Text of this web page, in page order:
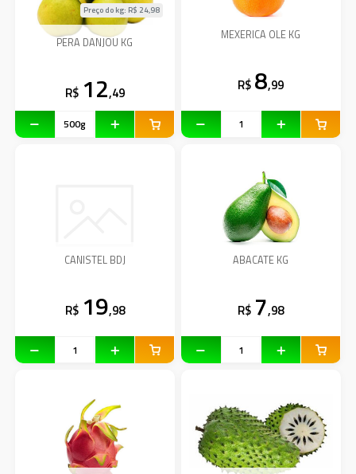
PERA DANJOU KG
Preço do kg: R$ 24,98
R$ 12,49
MEXERICA OLE KG
R$ 8,99
CANISTEL BDJ
R$ 19,98
ABACATE KG
R$ 7,98